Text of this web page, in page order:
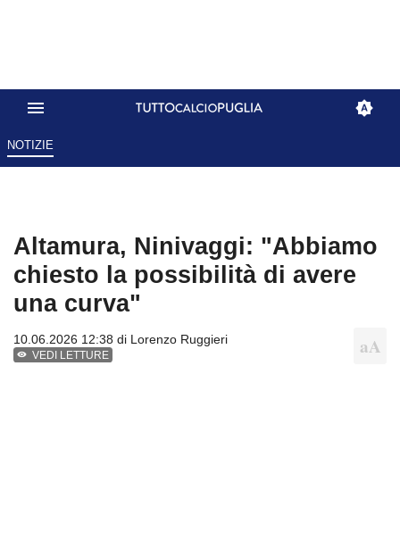
NOTIZIE
Altamura, Ninivaggi: "Abbiamo
chiesto la possibilità di avere
una curva"
10.06.2026 12:38 di Lorenzo Ruggieri
VEDI LETTURE